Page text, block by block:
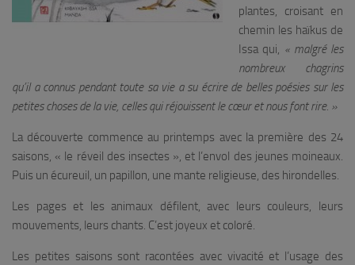
plantes, croisant en
chemin les haïkus de
Issa qui, « malgré les
nombreux chagrins
qu’il a connus pendant toute sa vie a su écrire de belles poésies sur les
petites choses de la vie, celles qui réjouissent le cœur et nous font rire. »
La découverte commence au printemps avec la première des 24
saisons, « le réveil des insectes », et l’envol des jeunes moineaux.
Puis un écureuil, un papillon, une mante religieuse, des hirondelles.
Les pages et les animaux défilent, avec leurs couleurs, leurs
mouvements, leurs chants. C’est joyeux et coloré.
Les petites saisons sont racontées avec vivacité et l’usage des